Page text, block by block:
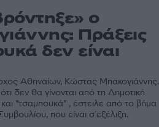
ο
Πράξεις
δεν είναι
Αθηναίων, Κώστας Μπακογιάννης.
δεν θα γίνονται από τη Δημοτική
"τσαμπουκά" , έστειλε από το βήμα
που είναι σ΄εξέλιξη.